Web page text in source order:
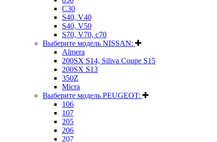
C30
S40, V40
S40, V50
S70, V70, c70
Выберите модель NISSAN:
Almera
200SX S14, Siliva Coupe S15
200SX S13
350Z
Micra
Выберите модель PEUGEOT:
106
107
205
206
207